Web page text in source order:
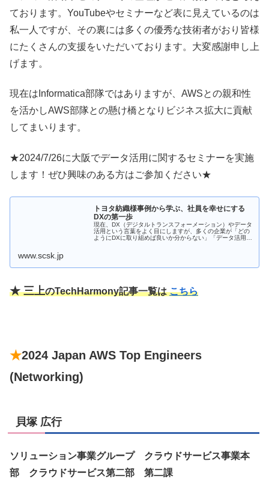
ております。YouTubeやセミナーなど表に見えているのは
私一人ですが、その裏には多くの優秀な技術者がおり皆様
にたくさんの支援をいただいております。大変感謝申し上
げます。
現在はInformatica部隊ではありますが、AWSとの親和性
を活かしAWS部隊との懸け橋となりビジネス拡大に貢献
してまいります。
★2024/7/26に大阪でデータ活用に関するセミナーを実施
します！ぜひ興味のある方はご参加ください★
トヨタ紡織様事例から学ぶ、社員を幸せにする
DXの第一歩
現在、DX（デジタルトランスフォーメーション）やデータ
活用という言葉をよく目にしますが、多くの企業が「どの
ようにDXに取り組めば良いか分からない」「データ活用を
www.scsk.jp
★ 三上のTechHarmony記事一覧はこちら
★2024 Japan AWS Top Engineers
(Networking)
貝塚 広行
ソリューション事業グループ クラウドサービス事業本
部 クラウドサービス第二部 第二課